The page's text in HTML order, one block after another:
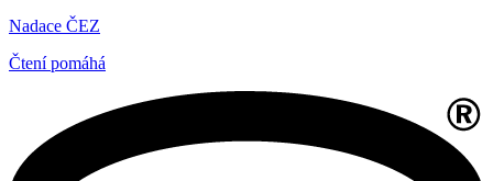
Nadace ČEZ
Čtení pomáhá